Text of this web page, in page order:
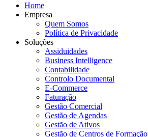
Home
Empresa
Quem Somos
Política de Privacidade
Soluções
Assiduidades
Business Intelligence
Contabilidade
Controlo Documental
E-Commerce
Faturação
Gestão Comercial
Gestão de Agendas
Gestão de Ativos
Gestão de Centros de Formação